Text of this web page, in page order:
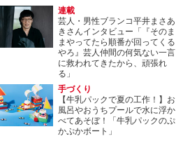
連載
芸人・男性ブランコ平井まさあ
きさんインタビュー「『そのま
まやってたら順番が回ってくる
やろ』芸人仲間の何気ない一言
に救われてきたから、頑張れ
る」
手づくり
【牛乳パックで夏の工作！】お
風呂やおうちプールで水に浮か
べてあそぼ！「牛乳パックのぷ
かぷかボート」